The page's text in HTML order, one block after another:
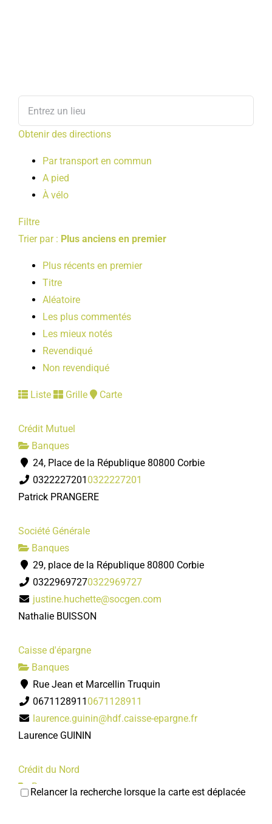
Obtenir des directions
Par transport en commun
A pied
À vélo
Filtre
Trier par : Plus anciens en premier
Plus récents en premier
Titre
Aléatoire
Les plus commentés
Les mieux notés
Revendiqué
Non revendiqué
Liste Grille Carte
Crédit Mutuel
Banques
24, Place de la République 80800 Corbie
0322227201 0322227201
Patrick PRANGERE
Société Générale
Banques
29, place de la République 80800 Corbie
03229697270322969727
justine.huchette@socgen.com
Nathalie BUISSON
Caisse d'épargne
Banques
Rue Jean et Marcellin Truquin
0671128911 0671128911
laurence.guinin@hdf.caisse-epargne.fr
Laurence GUININ
Crédit du Nord
Banques
Relancer la recherche lorsque la carte est déplacée